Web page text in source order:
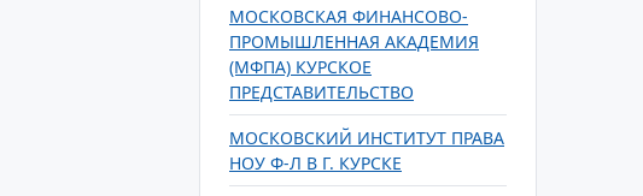
МОСКОВСКАЯ ФИНАНСОВО-
ПРОМЫШЛЕННАЯ АКАДЕМИЯ
(МФПА) КУРСКОЕ
ПРЕДСТАВИТЕЛЬСТВО
МОСКОВСКИЙ ИНСТИТУТ ПРАВА
НОУ Ф-Л В Г. КУРСКЕ